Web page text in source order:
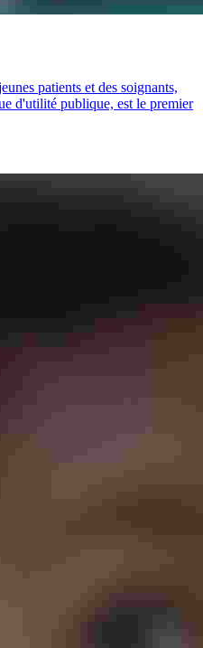
patients et des soignants,
d'utilité publique, est le premier